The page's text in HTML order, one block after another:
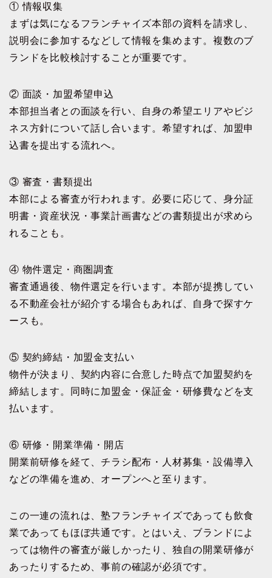
① 情報収集
まずは気になるフランチャイズ本部の資料を請求し、
説明会に参加するなどして情報を集めます。複数のブ
ランドを比較検討することが重要です。
② 面談・加盟希望申込
本部担当者との面談を行い、自身の希望エリアやビジ
ネス方針について話し合います。希望すれば、加盟申
込書を提出する流れへ。
③ 審査・書類提出
本部による審査が行われます。必要に応じて、身分証
明書・資産状況・事業計画書などの書類提出が求めら
れることも。
④ 物件選定・商圏調査
審査通過後、物件選定を行います。本部が提携してい
る不動産会社が紹介する場合もあれば、自身で探すケ
ースも。
⑤ 契約締結・加盟金支払い
物件が決まり、契約内容に合意した時点で加盟契約を
締結します。同時に加盟金・保証金・研修費などを支
払います。
⑥ 研修・開業準備・開店
開業前研修を経て、チラシ配布・人材募集・設備導入
などの準備を進め、オープンへと至ります。
この一連の流れは、塾フランチャイズであっても飲食
業であってもほぼ共通です。とはいえ、ブランドによ
っては物件の審査が厳しかったり、独自の開業研修が
あったりするため、事前の確認が必須です。